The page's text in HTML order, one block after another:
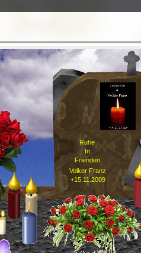
Volker Franz
+15.11.2009
Ruhe
In
Frienden